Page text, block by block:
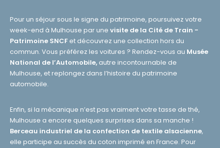
Pour un séjour sous le signe du patrimoine, poursuivez votre
week-end à Mulhouse par unevisite de la Cité de Train -
Patrimoine SNCFet découvrez une collection hors du
commun. Vous préférez les voitures ? Rendez-vous au Musée
National de l’Automobile,autre incontournable de
Mulhouse, et replongez dans l’histoire du patrimoine
automobile.
Enfin, si la mécanique n’est pas vraiment votre tasse de thé,
Mulhouse a encore quelques surprises dans sa manche !
Berceau industriel de la confection de textile alsacienne,
elle participe au succès du coton imprimé en France. Pour